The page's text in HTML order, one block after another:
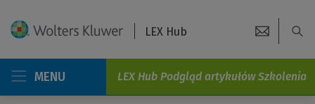
LEX Hub
LEX Hub Podgląd artykułów Szkolenia
MENU